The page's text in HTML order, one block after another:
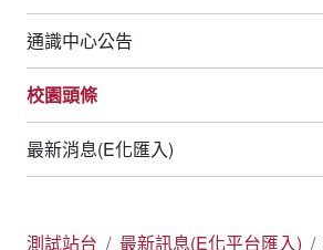
通識中心公告
校園頭條
最新消息(E化匯入)
測試站台 最新訊息(E化平台匯入)